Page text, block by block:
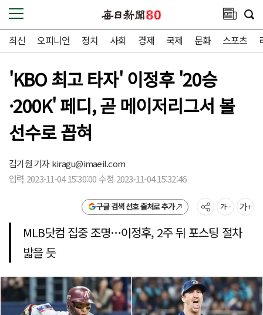
최신 오피니언 정치 사회 경제 국제 문화 스포츠
'KBO 최고 타자' 이정후 '20승
·200K' 페디, 곧 메이저리그서 볼
선수로 꼽혀
김기원 기자kiragu@imaeil.com
입력 2023-11-04 15:30:00 수정 2023-11-04 15:32:46
구글 검색 선호 출처로 추가
MLB닷컴 집중 조명…이정후, 2주 뒤 포스팅 절차
밟을 듯